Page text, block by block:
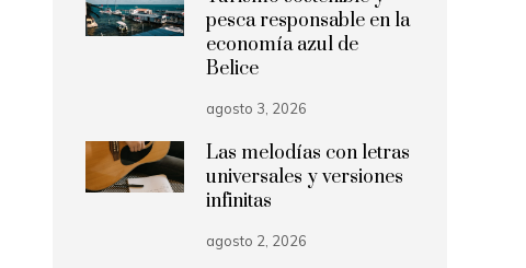
pesca responsable en la
economía azul de
Belice
agosto 3, 2026
Las melodías con letras
universales y versiones
infinitas
agosto 2, 2026